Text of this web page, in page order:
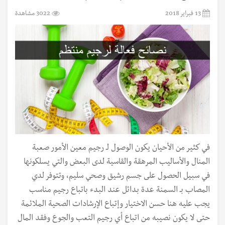
13 فبراير 2018 3022 مشاهدة
في كثير من الأحيان يكون الوصول لـ رجيم معين الأمور صعبة
المنال والأساليب المرهقة والقاسية لدى البعض والتي يسلكونها
في سبيل الحصول على جسم رشيق وصحي سليم، وتتوفر لدي
المصاب بـ السمنة عدة بدائل عند البدء باتباع رجيم مناسب
يجب عليه هنا حسن الاختيار وإتباع الإرشادات الصحية الملائمة
حتى لا يكون نصيبه من اتباع أي رجيم التعب والجوع وفقد المال